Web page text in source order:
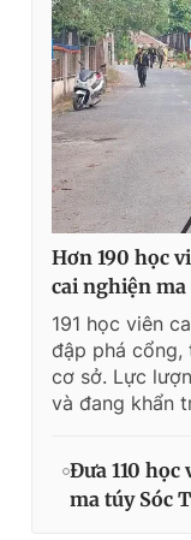
Hơn 190 học
cai nghiện ma
191 học viên
đập phá
cơ sở. Lực
và đang khẩn
Đưa 110 học
ma túy Sóc